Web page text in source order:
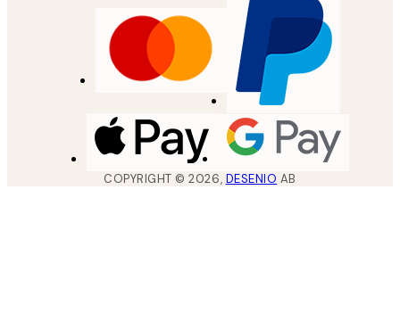
COPYRIGHT ©2026, DESENIO AB